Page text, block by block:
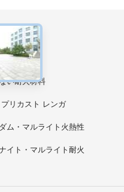
リー
い耐火材料
リカスト レンガ
ム・マルライト火熱性
イト・マルライト耐火